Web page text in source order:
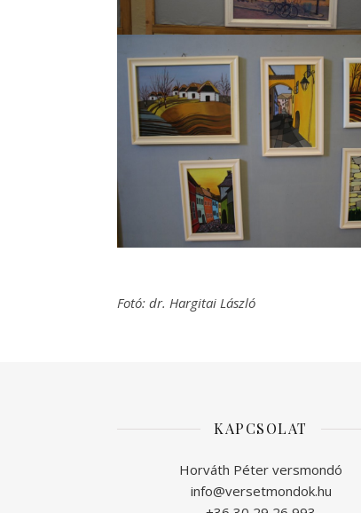
Fotó: dr. Hargitai László
KAPCSOLAT
Horváth Péter versmondó
info@versetmondok.hu